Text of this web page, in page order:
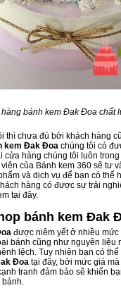
bánh kem Đak Đoa chất
thì chưa đủ bởi khách hàng
kem Đak Đoa chúng tôi có
cửa hàng chúng tôi luôn
của Bánh kem 360 sẽ tư
và dịch vụ để bạn có thể
hàng có được sự trải
tại đây.
bánh kem Đak
được niêm yết ở nhiều mức
bánh cũng như nguyên liệu
lệch. Tuy nhiên bạn có
Đoa tại đây, bởi mức giá
tranh đảm bảo sẽ khiến